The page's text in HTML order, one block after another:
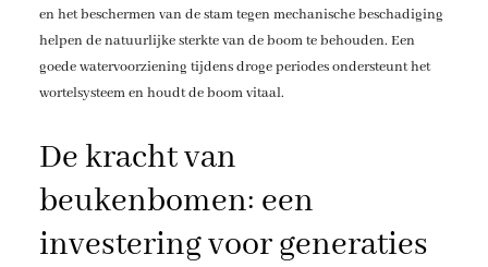
en het beschermen van de stam tegen mechanische beschadiging
helpen de natuurlijke sterkte van de boom te behouden. Een
goede watervoorziening tijdens droge periodes ondersteunt het
wortelsysteem en houdt de boom vitaal.
De kracht van
beukenbomen: een
investering voor generaties